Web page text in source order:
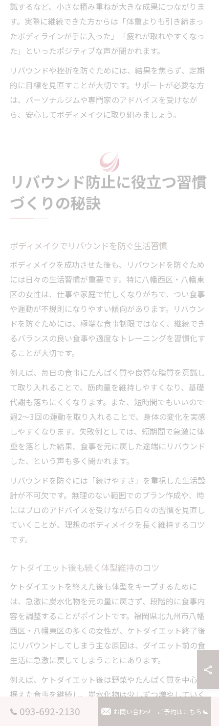
識するなど、小さな積み重ねが大きな成果につながりま
す。実際に継続できた方からは「体重よりも引き締まっ
たボディラインが手に入った」「疲れが取れやすくなっ
た」といったポジティブな声が聞かれます。
リバウンドや挫折を防ぐためには、結果を焦らず、定期
的に目標を見直すことが大切です。サポートが必要な方
は、パーソナルジムや専門家のアドバイスを受けなが
ら、安心してボディメイクに取り組みましょう。
リバウンド防止に役立つ習慣
づくりの秘訣
ボディメイクでリバウンドを防ぐ生活習慣
ボディメイクを成功させた後も、リバウンドを防ぐため
には日々の生活習慣が重要です。特に八幡西区・八幡東
区の女性は、仕事や家庭で忙しくなりがちで、つい食事
や運動が不規則になりやすい傾向があります。リバウン
ドを防ぐためには、極端な食事制限ではなく、継続でき
るバランスの良い食事や適度なトレーニングを習慣化す
ることが大切です。
例えば、毎日の食事にたんぱく質や良質な脂質を意識し
て取り入れることで、筋肉量を維持しやすくなり、基礎
代謝も落ちにくくなります。また、短時間でもいいので
週2～3回の運動を取り入れることで、身体の変化を実感
しやすくなります。失敗例としては、短期間で急激に体
重を落とした結果、食事を元に戻した途端にリバウンド
した、という声も多く聞かれます。
リバウンドを防ぐには「続けやすさ」を重視した生活設
計が不可欠です。無理のない範囲でのプラン作成や、時
にはプロのアドバイスを受けながら日々の習慣を見直し
ていくことが、理想のボディメイクを長く維持するコツ
です。
ケトダイエット後も続く体型維持のコツ
ケトダイエットを終えた後も体型をキープするために
は、急激に炭水化物を元の量に戻さず、段階的に食事内
容を調整することがポイントです。福岡県北九州市八幡
西区・八幡東区の多くの女性が、ケトダイエット終了後
にリバウンドしてしまう主な原因は、ダイエット前の食
生活に急激に戻してしまうことにあります。
例えば、ケトダイエット後は野菜やたんぱく質を中心に
据えた食事を継続し、炭水化物は少しずつ増やしていく
ことで、体重の急増を防ぐことができます。また、日常
093-692-2130 お問い合わせ ご予約はこちら